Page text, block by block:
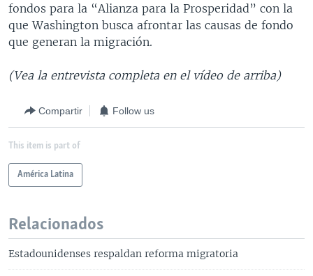
fondos para la “Alianza para la Prosperidad” con la
que Washington busca afrontar las causas de fondo
que generan la migración.
(Vea la entrevista completa en el vídeo de arriba)
Compartir Follow us
This item is part of
América Latina
Relacionados
Estadounidenses respaldan reforma migratoria